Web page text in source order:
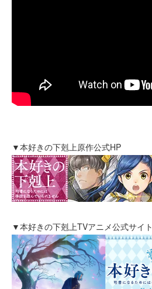
▼本好きの下剋上原作公式HP
▼本好きの下剋上TVアニメ公式サイト